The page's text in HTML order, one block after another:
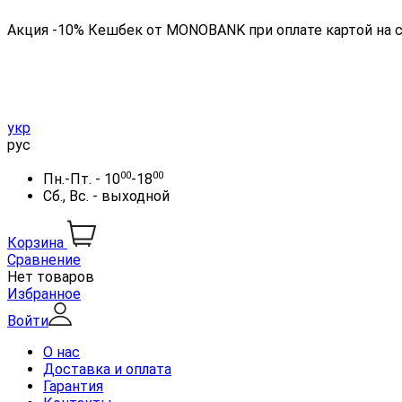
Акция -10% Кешбек от MONOBANK при оплате картой на
укр
рус
Пн.-Пт. - 1000-1800
Сб., Вс. - выходной
Корзина
Сравнение
Нет товаров
Избранное
Войти
О нас
Доставка и оплата
Гарантия